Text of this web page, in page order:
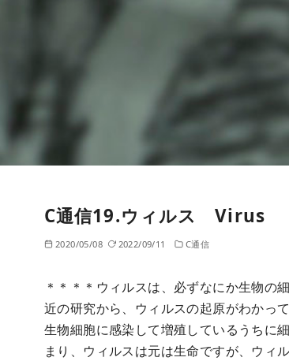
C通信19.ウィルス Virus
2020/05/08 2022/09/11 C通信
＊＊＊＊ウィルスは、必ずなにか生物の
近の研究から、ウィルスの起原がわかっ
生物細胞に感染して増殖しているうちに
まり、ウィルスは元は生命ですが、ウィ